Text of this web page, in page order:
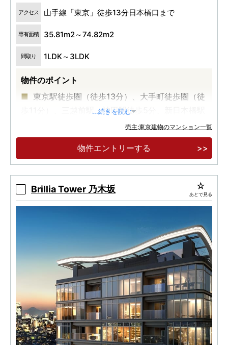
アクセス 山手線「東京」徒歩13分日本橋口まで
専有面積 35.81m2～74.82m2
間取り 1LDK～3LDK
物件のポイント
東京駅徒歩圏（徒歩13分）、大手町徒歩圏（徒
歩11分）、三越前駅・神田駅徒歩5分、新日本橋駅
...続きを読む
売主:東京建物のマンション一覧
物件エントリーする
Brillia Tower 乃木坂 あとで見る